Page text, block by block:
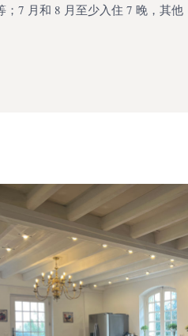
；7 月和 8 月至少入住 7 晚，其他